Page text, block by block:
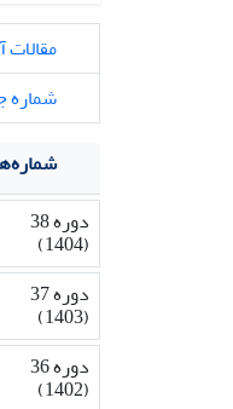
مقالات
شماره
دوره 38
(1404)
دوره 37
(1403)
دوره 36
(1402)